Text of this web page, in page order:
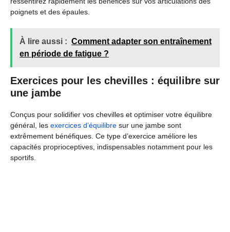
poignets et des épaules.
À lire aussi : Comment adapter son entraînement
en période de fatigue ?
Exercices pour les chevilles : équilibre sur
une jambe
Conçus pour solidifier vos chevilles et optimiser votre équilibre
général, les exercices d’équilibre sur une jambe sont
extrêmement bénéfiques. Ce type d’exercice améliore les
capacités proprioceptives, indispensables notamment pour les
sportifs.